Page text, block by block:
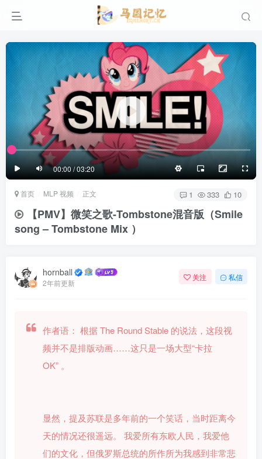
00:00 / 03:20
防止弹幕重叠
同步视频速度
100%
1/4 半屏 3/4 满屏
3/4
25px
极慢 适中 极快
适中
滚动顶部底部
发送
首页 MLP 视频 正文 1 333 10
【PMV】微笑之歌-Tombstone混音版（Smile
song – Tombstone Mix ）
hornball
2年前更新
关注 私信
作者语： 根据 The Round Stable 的说法，这段视
频并不是排版动画……这只是一场大型“卡拉
OK” 。
显然，提及苏联是多年前的一个笑话，当时距离今
天的情况还很遥远。 我爱所有东欧人民，我爱他
们的文化，但俄罗斯总统的所作所为我感到非常悲